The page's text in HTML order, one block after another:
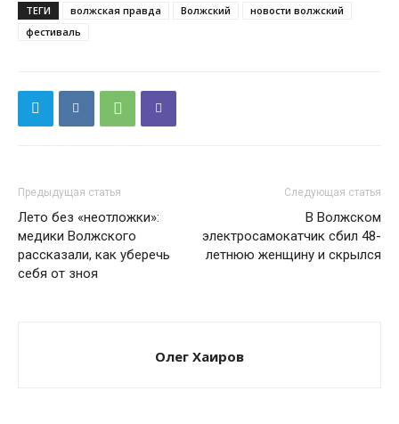
ТЕГИ волжская правда Волжский
новости волжский
фестиваль
Предыдущая статья
Лето без «неотложки»:
медики Волжского
рассказали, как уберечь
себя от зноя
Следующая статья
В Волжском
электросамокатчик сбил 48-
летнюю женщину и скрылся
Олег Хаиров